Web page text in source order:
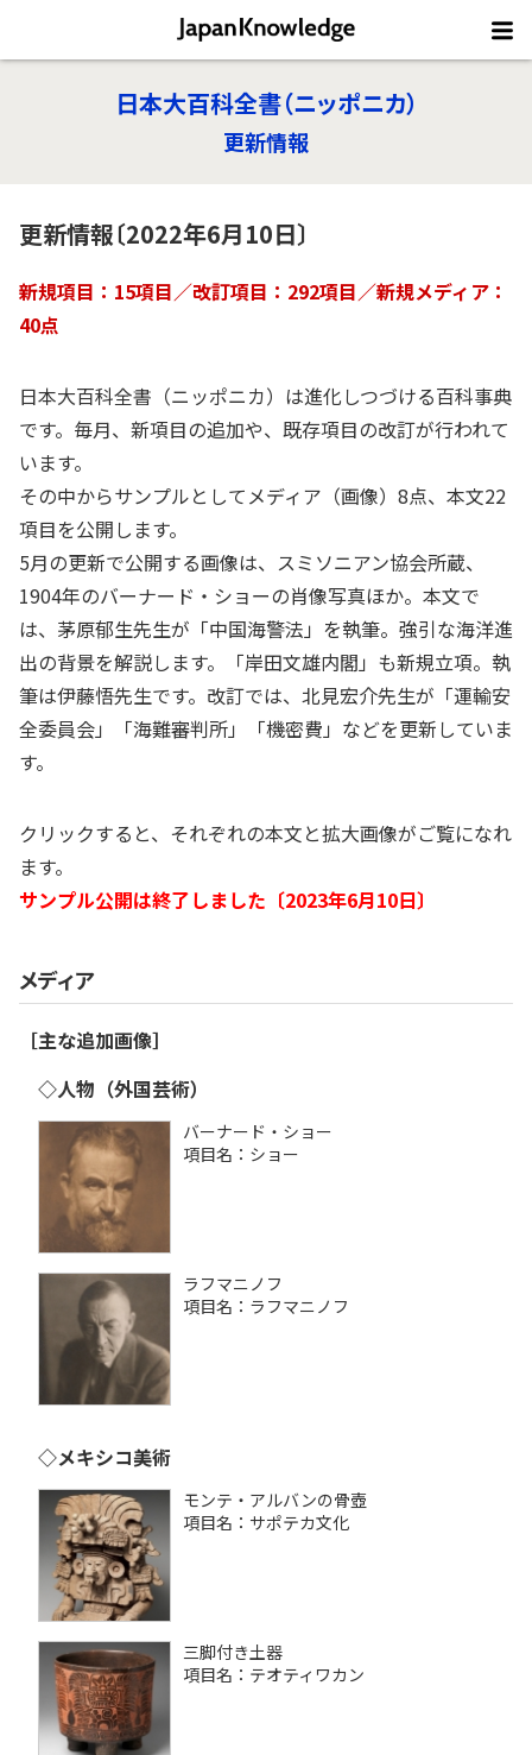
日本大百科全書（ニッポニカ）
更新情報
更新情報〔2022年6月10日〕
新規項目：15項目／改訂項目：292項目／新規メディア：
40点
日本大百科全書（ニッポニカ）は進化しつづける百科事典
です。毎月、新項目の追加や、既存項目の改訂が行われて
います。
その中からサンプルとしてメディア（画像）8点、本文22
項目を公開します。
5月の更新で公開する画像は、スミソニアン協会所蔵、
1904年のバーナード・ショーの肖像写真ほか。本文で
は、茅原郁生先生が「中国海警法」を執筆。強引な海洋進
出の背景を解説します。「岸田文雄内閣」も新規立項。執
筆は伊藤悟先生です。改訂では、北見宏介先生が「運輸安
全委員会」「海難審判所」「機密費」などを更新していま
す。
クリックすると、それぞれの本文と拡大画像がご覧になれ
ます。
サンプル公開は終了しました〔2023年6月10日〕
メディア
［主な追加画像］
◇人物（外国芸術）
バーナード・ショー
項目名：ショー
ラフマニノフ
項目名：ラフマニノフ
◇メキシコ美術
モンテ・アルバンの骨壺
項目名：サポテカ文化
三脚付き土器
項目名：テオティワカン